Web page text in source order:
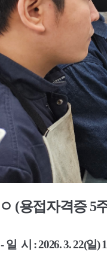
ㅇ (용접자격증 5
- 일 시 : 2026. 3. 22(일)